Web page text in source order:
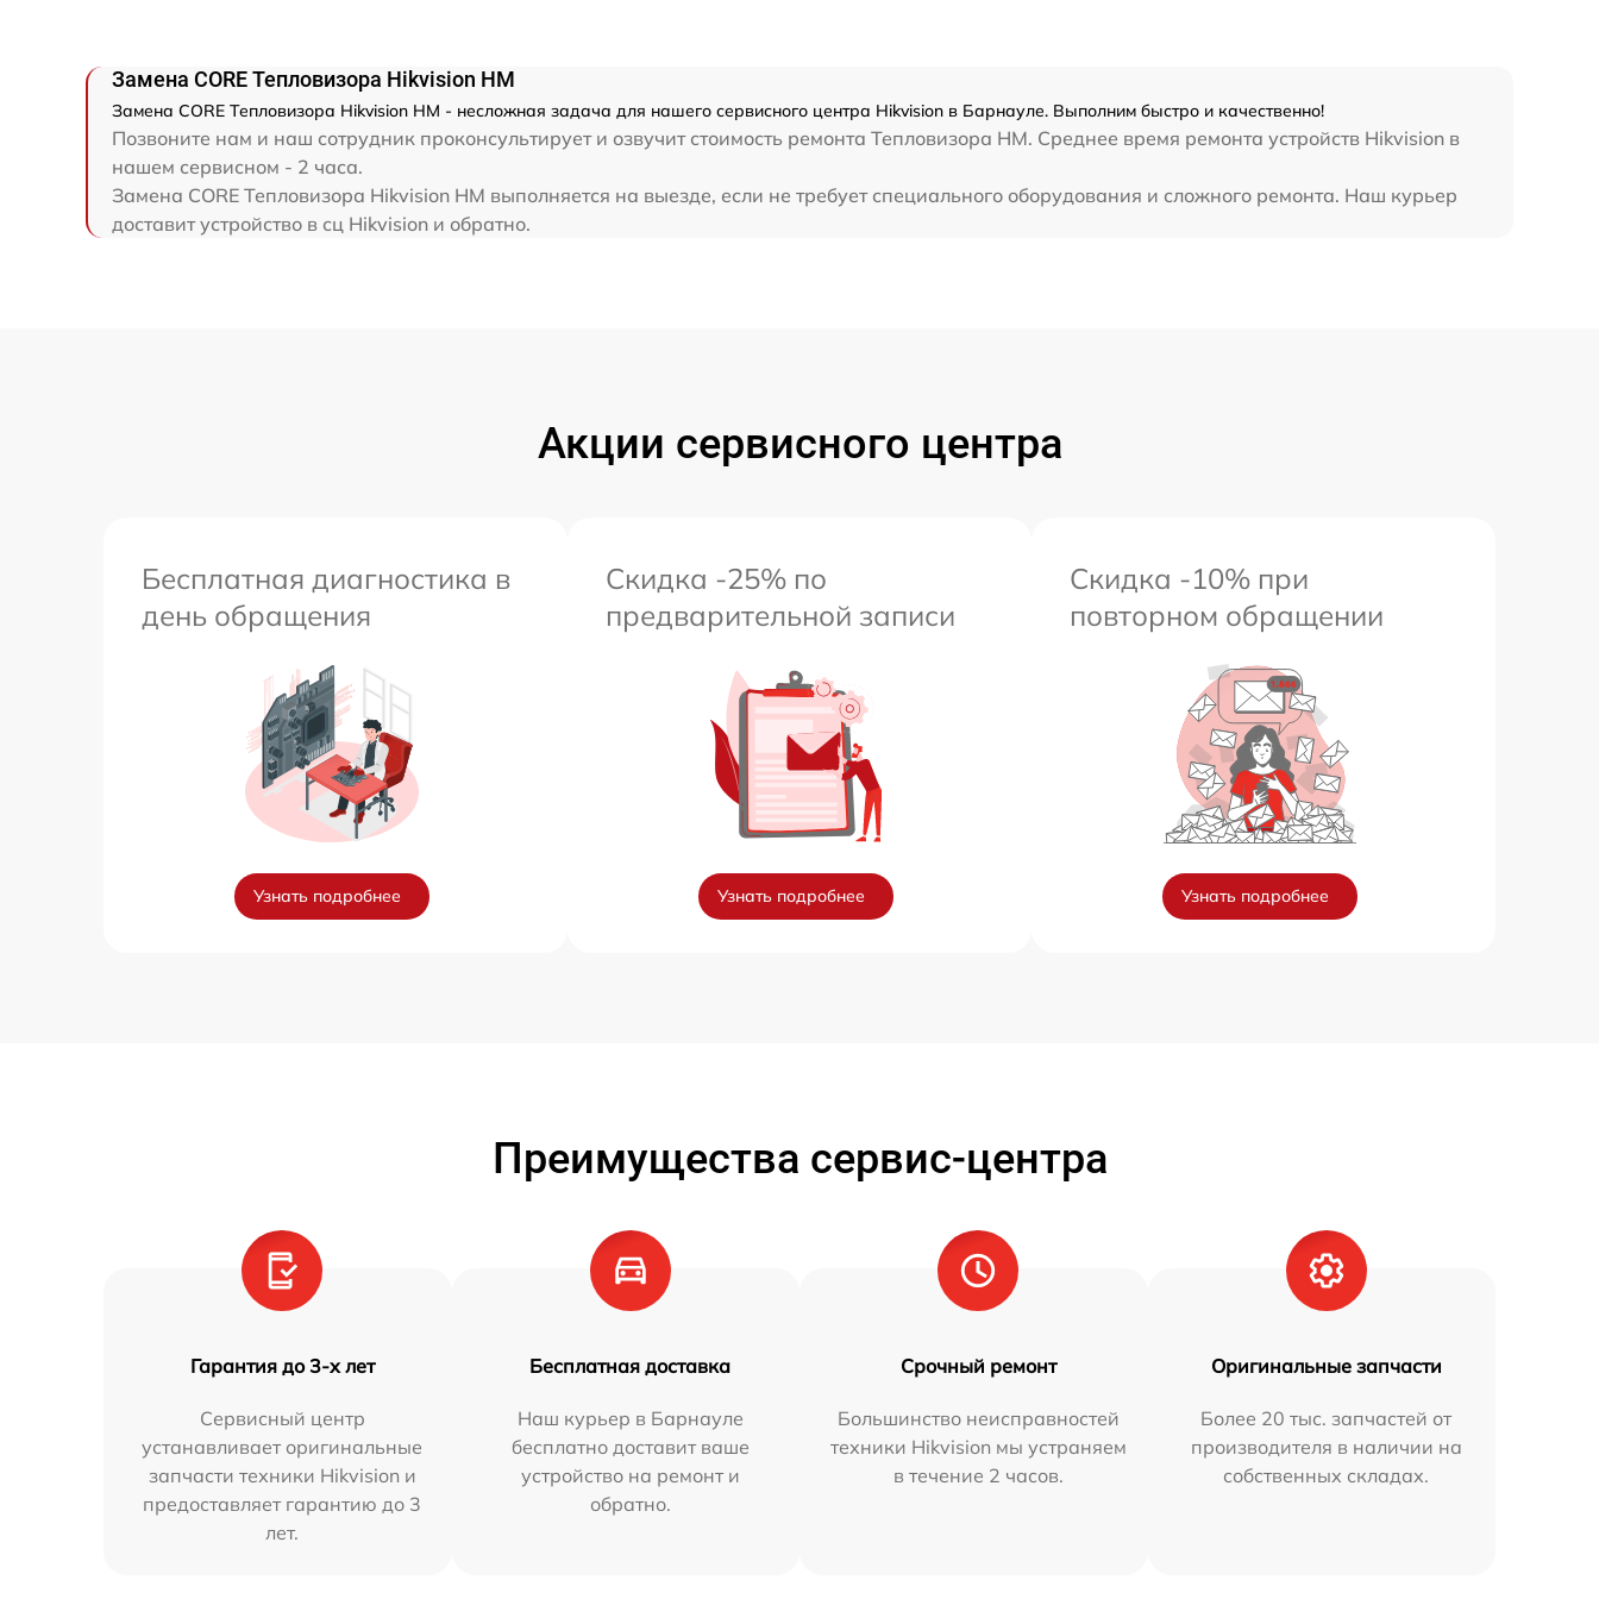
Замена CORE Тепловизора Hikvision HM
Замена CORE Тепловизора Hikvision HM - несложная задача для нашего сервисного центра Hikvision в Барнауле. Выполним быстро и качественно!
Позвоните нам и наш сотрудник проконсультирует и озвучит стоимость ремонта Тепловизора HM. Среднее время ремонта устройств Hikvision в
нашем сервисном - 2 часа.
Замена CORE Тепловизора Hikvision HM выполняется на выезде, если не требует специального оборудования и сложного ремонта. Наш курьер
доставит устройство в сц Hikvision и обратно.
Акции сервисного центра
Бесплатная диагностика в
день обращения
Узнать подробнее
Скидка -25% по
предварительной записи
Узнать подробнее
Скидка -10% при
повторном обращении
Узнать подробнее
Преимущества сервис-центра
Гарантия до 3-х лет
Сервисный центр
устанавливает оригинальные
запчасти техники Hikvision и
предоставляет гарантию до 3
лет.
Бесплатная доставка
Наш курьер в Барнауле
бесплатно доставит ваше
устройство на ремонт и
обратно.
Срочный ремонт
Большинство неисправностей
техники Hikvision мы устраняем
в течение 2 часов.
Оригинальные запчасти
Более 20 тыс. запчастей от
производителя в наличии на
собственных складах.